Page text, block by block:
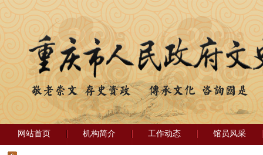
网站首页 机构简介 工作动态 馆员风采